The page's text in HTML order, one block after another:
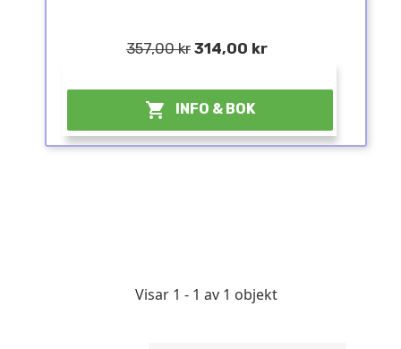
357,00 kr 314,00 kr
 INFO & BOK
Visar 1 - 1 av 1 objekt